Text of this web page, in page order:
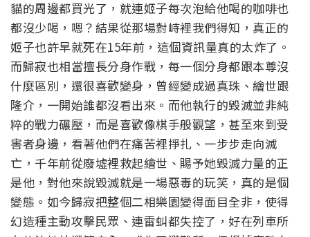
貓的周邊都買光了，就連姬子每次泡給他喝的咖啡也
都沒少喝，嗯？結果從那場對峙裡我們得知，真正的
姬子也許早就死在15年前，這個資訊量真的太炸了。
而歸寂也相當擅長分身作戰，每一個分身都跟本尊沒
什麼區別，還很喜歡變身，曾經變成過真珠、繪世跟
隆介，一開始誰都沒看出來。而他執行的毀滅並非純
粹的戰力碾壓，而是喜歡像棋手般觀望，甚至來到受
害者身邊，看著他們在痛苦裡掙扎、一步步走向滅
亡，千年前從廢墟裡救起繪世、賜予她毀滅力量的正
是他，對他來說毀滅就是一場惡毒的玩笑，真的是個
變態。 如今歸寂把整個二相樂園變得面目全非，使得
幻造種主動攻擊民眾、連雷虯都失控了，好在列車所